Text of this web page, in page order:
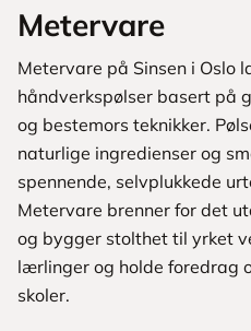
Metervare
Metervare på Sinsen i Oslo
håndverkspølser basert på
og bestemors teknikker.
naturlige ingredienser og
spennende, selvplukkede
Metervare brenner for det
og bygger stolthet til yrket
lærlinger og holde foredrag
skoler.